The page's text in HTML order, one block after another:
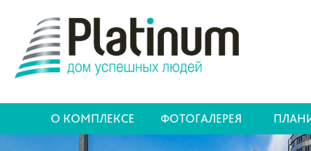
О КОМПЛЕКСЕ ФОТОГАЛЕРЕЯ